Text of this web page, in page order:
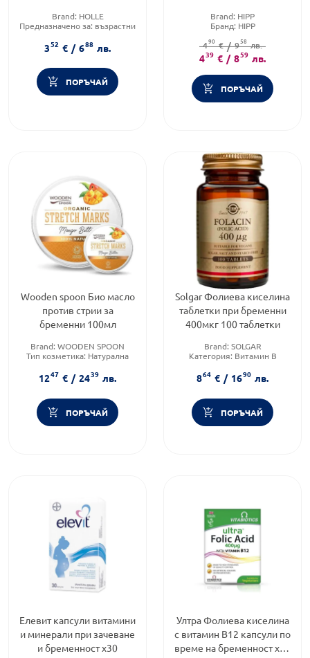
Brand: HOLLE
Предназначено за: възрастни
352 € / 688 лв.
ПОРЪЧАЙ
Brand: HIPP
Бранд: HIPP
490 € / 958 лв.
439 € / 859 лв.
ПОРЪЧАЙ
Wooden spoon Био масло
против стрии за
бременни 100мл
Brand: WOODEN SPOON
Тип козметика: Натурална
Тип продукт:Масло
1247 € / 2439 лв.
ПОРЪЧАЙ
Solgar Фoлиeвa киceлинa
таблетки при бременни
400мкг 100 таблетки
Brand: SOLGAR
Категория: Витамин B
864 € / 1690 лв.
ПОРЪЧАЙ
Елевит капсули витамини
и минерали при зачеване
и бременност х30
Ултра Фолиева киселина
с витамин В12 капсули по
време на бременност х60